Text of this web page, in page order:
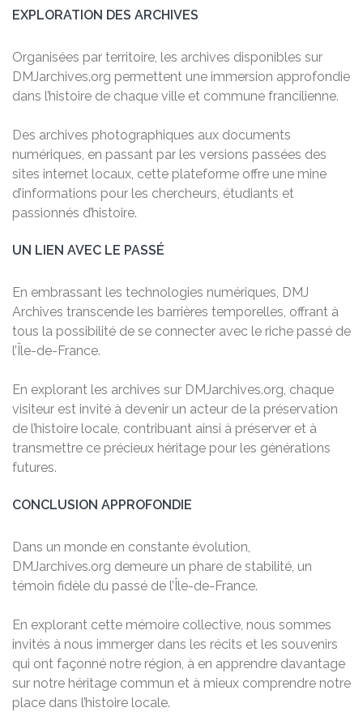
EXPLORATION DES ARCHIVES
Organisées par territoire, les archives disponibles sur
DMJarchives.org permettent une immersion approfondie
dans l’histoire de chaque ville et commune francilienne.
Des archives photographiques aux documents
numériques, en passant par les versions passées des
sites internet locaux, cette plateforme offre une mine
d’informations pour les chercheurs, étudiants et
passionnés d’histoire.
UN LIEN AVEC LE PASSÉ
En embrassant les technologies numériques, DMJ
Archives transcende les barrières temporelles, offrant à
tous la possibilité de se connecter avec le riche passé de
l’Île-de-France.
En explorant les archives sur DMJarchives.org, chaque
visiteur est invité à devenir un acteur de la préservation
de l’histoire locale, contribuant ainsi à préserver et à
transmettre ce précieux héritage pour les générations
futures.
CONCLUSION APPROFONDIE
Dans un monde en constante évolution,
DMJarchives.org demeure un phare de stabilité, un
témoin fidèle du passé de l’Île-de-France.
En explorant cette mémoire collective, nous sommes
invités à nous immerger dans les récits et les souvenirs
qui ont façonné notre région, à en apprendre davantage
sur notre héritage commun et à mieux comprendre notre
place dans l’histoire locale.